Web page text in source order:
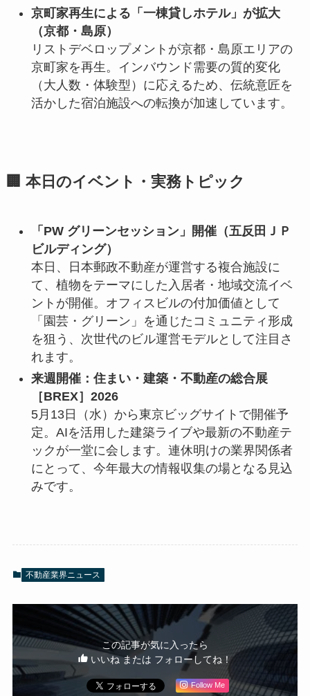
京町家再生による「一棟貸しホテル」が拡大
（京都・島原）
リストデベロップメントが京都・島原エリアの
京町家を再生。インバウンド需要の質的変化
（大人数・体験型）に応えるため、伝統意匠を
活かした宿泊施設への転換が加速しています。
🏢 本日のイベント・実務トピック
「PW グリーンセッション」開催（五反田ＪＰ
ビルディング）
本日、日本郵政不動産が運営する複合施設に
て、植物をテーマにした入居者・地域交流イベ
ントが開催。オフィスビルの付加価値として
「園芸・グリーン」を通じたコミュニティ形成
を狙う、次世代のビル運営モデルとして注目さ
れます。
来週開催：住まい・建築・不動産の総合展
［BREX］2026
5月13日（水）から東京ビッグサイトで開催予
定。AIを活用した建築ライブや最新の不動産テ
ックが一堂に会します。連休明けの業界関係者
にとって、今年最大の情報収集の場となる見込
みです。
不動産業界ニュース
この記事が気に入ったら
いいね または フォローしてね！
Follow Me